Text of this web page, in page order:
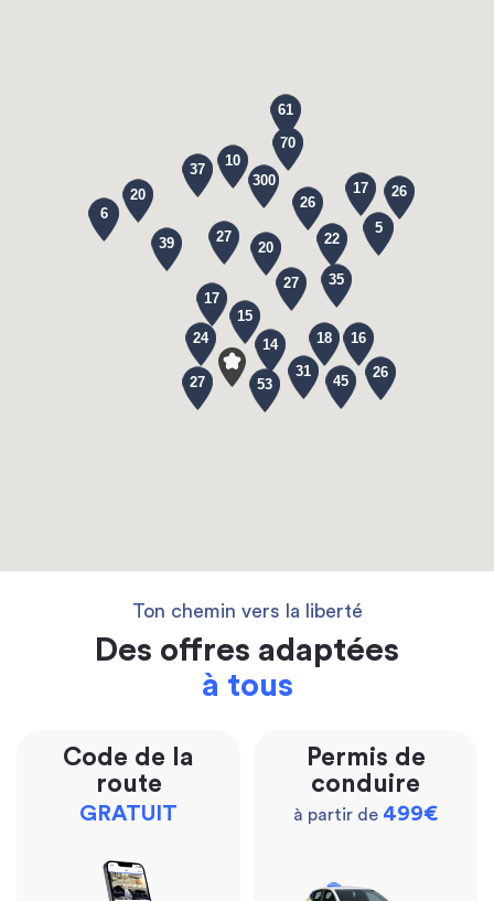
35
70
27
16
26
26
53
14
45
37
17
20
15
22
300
20
18
6
24
31
27
39
17
61
27
26
10
5
Ton chemin vers la liberté
Des offres adaptées
à tous
Code de la
route
GRATUIT
Permis de
conduire
à partir de 499€